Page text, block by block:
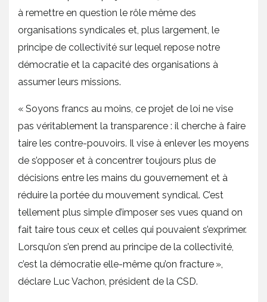
à remettre en question le rôle même des
organisations syndicales et, plus largement, le
principe de collectivité sur lequel repose notre
démocratie et la capacité des organisations à
assumer leurs missions.
« Soyons francs au moins, ce projet de loi ne vise
pas véritablement la transparence : il cherche à faire
taire les contre-pouvoirs. Il vise à enlever les moyens
de s’opposer et à concentrer toujours plus de
décisions entre les mains du gouvernement et à
réduire la portée du mouvement syndical. C’est
tellement plus simple d’imposer ses vues quand on
fait taire tous ceux et celles qui pouvaient s’exprimer.
Lorsqu’on s’en prend au principe de la collectivité,
c’est la démocratie elle-même qu’on fracture »,
déclare Luc Vachon, président de la CSD.